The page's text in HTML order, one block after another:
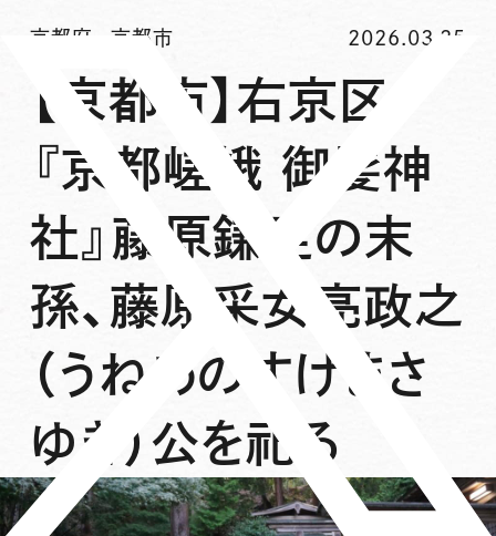
京都府 -京都市 2026.03.25
【京都市】右京区
『京都嵯峨 御髪神
社』藤原鎌足の末
孫、藤原采女亮政之
（うねめのすけまさ
ゆき）公を祀る